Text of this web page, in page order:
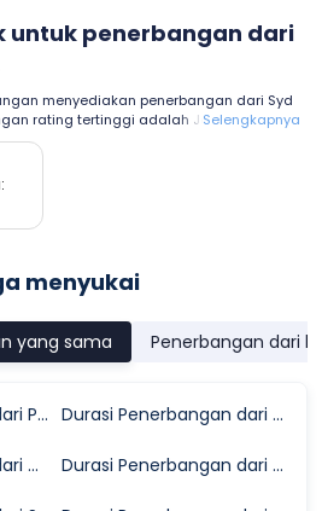
untuk penerbangan dari
menyediakan penerbangan dari Syd
rating tertinggi adalah Jetstar Airways
Selengkapnya
menyukai
yang sama Penerbangan dari
Durasi Penerbangan dari Port Moresby ke Cairns Durasi Penerbangan dari Moranbah ke Cairns
Durasi Penerbangan dari Darwin ke Cairns Durasi Penerbangan dari Melbourne ke Cairns